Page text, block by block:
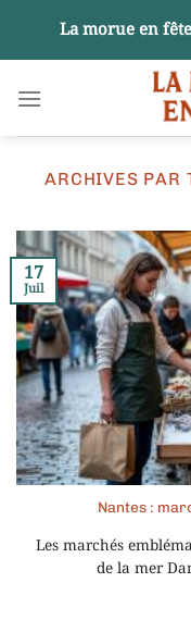
contenu
La morue en
ARCHIVES PAR
Nantes :
Les marchés
de la mer
17
Juil